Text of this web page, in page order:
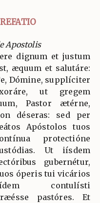
Apostolis
dignum et justum
æquum et salutáre:
Dómine, supplíciter
ut gregem
Pastor ætérne,
déseras: sed per
Apóstolos tuos
protectióne
Ut iísdem
gubernétur,
óperis tui vicários
contulísti
pastóres. Et